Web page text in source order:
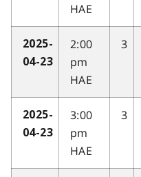
HAE
2025-
04-23
2:00
pm
HAE
3
2025-
04-23
3:00
pm
HAE
3